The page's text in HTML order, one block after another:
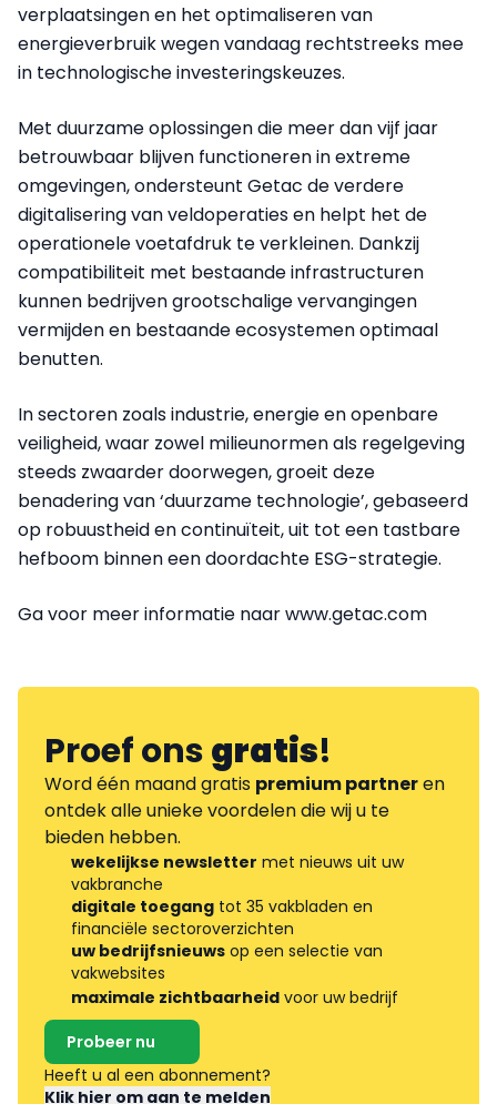
verplaatsingen en het optimaliseren van
energieverbruik wegen vandaag rechtstreeks mee
in technologische investeringskeuzes.
Met duurzame oplossingen die meer dan vijf jaar
betrouwbaar blijven functioneren in extreme
omgevingen, ondersteunt Getac de verdere
digitalisering van veldoperaties en helpt het de
operationele voetafdruk te verkleinen. Dankzij
compatibiliteit met bestaande infrastructuren
kunnen bedrijven grootschalige vervangingen
vermijden en bestaande ecosystemen optimaal
benutten.
In sectoren zoals industrie, energie en openbare
veiligheid, waar zowel milieunormen als regelgeving
steeds zwaarder doorwegen, groeit deze
benadering van ‘duurzame technologie’, gebaseerd
op robuustheid en continuïteit, uit tot een tastbare
hefboom binnen een doordachte ESG-strategie.
Ga voor meer informatie naar www.getac.com
Proef onsgratis!
Word één maand gratis premium partneren
ontdek alle unieke voordelen die wij u te
bieden hebben.
wekelijkse newsletter met nieuws uit uw
vakbranche
digitale toegang tot 35 vakbladen en
financiële sectoroverzichten
uw bedrijfsnieuws op een selectie van
vakwebsites
maximale zichtbaarheid voor uw bedrijf
Probeer nu
Heeft u al een abonnement?
Klik hier om aan te melden